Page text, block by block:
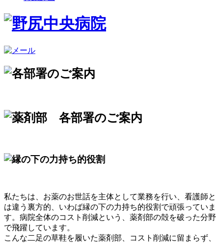
私たちは、お薬のお世話を主体として業務を行い、看護師と
は違う裏方的、いわば縁の下の力持ち的役割で頑張っていま
す。病院全体のコスト削減という、薬剤部の殻を破った分野
で飛躍しています。
こんな二足の草鞋を履いた薬剤部、コスト削減に留まらず、